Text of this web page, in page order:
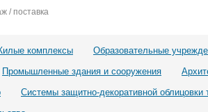
/ поставка
комплексы Образовательные
Промышленные здания и сооружения
Системы защитно-декоративной облицовки